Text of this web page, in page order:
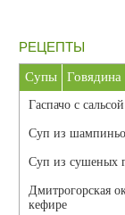
РЕЦЕПТЫ
Супы Говядина
Гаспачо с
Суп из
Суп из сушеных
Дмитрогорская
кефире